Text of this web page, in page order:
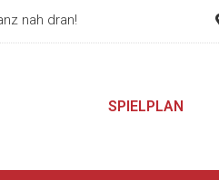
nah dran!
SPIELPLAN